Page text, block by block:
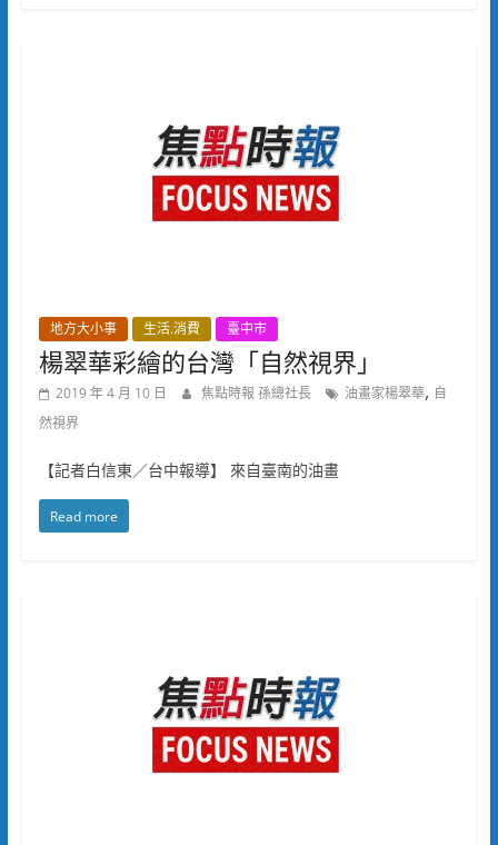
地方大小事 生活.消費 臺中市
楊翠華彩繪的台灣「自然視界」
2019 年 4 月 10 日 焦點時報 孫總社長 油畫家楊翠華, 自
然視界
【記者白信東／台中報導】 來自臺南的油畫
Read more